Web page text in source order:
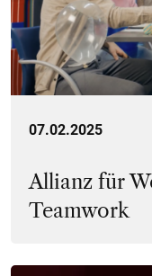
07.02.2025
Allianz für
Teamwork